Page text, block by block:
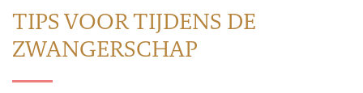
TIPS VOOR TIJDENS DE
ZWANGERSCHAP